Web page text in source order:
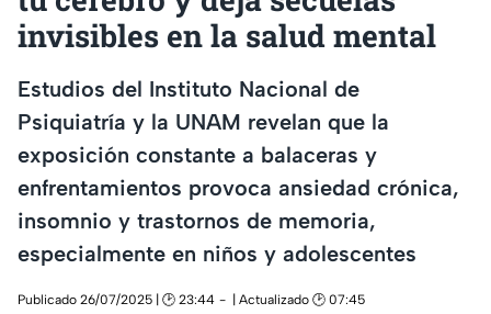
invisibles en la salud mental
Estudios del Instituto Nacional de
Psiquiatría y la UNAM revelan que la
exposición constante a balaceras y
enfrentamientos provoca ansiedad crónica,
insomnio y trastornos de memoria,
especialmente en niños y adolescentes
Publicado 26/07/2025 | 🕑 23:44
| Actualizado 🕑 07:45